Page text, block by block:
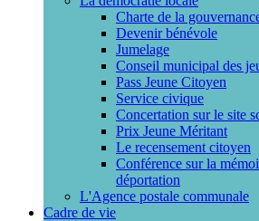
Charte de la
Devenir bénévole
Jumelage
Conseil municipal des
Pass Jeune Citoyen
Service civique
Concertation sur le site
Prix Jeune Méritant
Le recensement citoyen
Conférence sur la
déportation
L'Agence postale communale
Cadre de vie